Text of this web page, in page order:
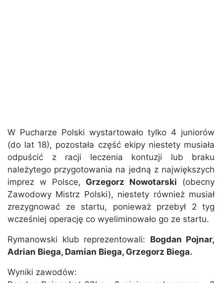
W Pucharze Polski wystartowało tylko 4 juniorów
(do lat 18), pozostała część ekipy niestety musiała
odpuścić z racji leczenia kontuzji lub braku
należytego przygotowania na jedną z największych
imprez w Polsce, Grzegorz Nowotarski (obecny
Zawodowy Mistrz Polski), niestety również musiał
zrezygnować ze startu, ponieważ przebył 2 tyg
wcześniej operację co wyeliminowało go ze startu.
Rymanowski klub reprezentowali: Bogdan Pojnar,
Adrian Biega, Damian Biega, Grzegorz Biega.
Wyniki zawodów: